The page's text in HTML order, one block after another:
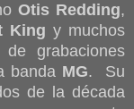
Otis Redding,
King y muchos
grabaciones
banda MG. Su
de la década